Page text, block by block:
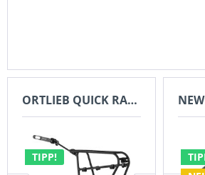
ORTLIEB QUICK RACKS
TIPP!